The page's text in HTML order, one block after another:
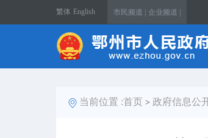
繁体 English 市民频道 | 企业频道 |
当前位置 :首页 > 政府信息公